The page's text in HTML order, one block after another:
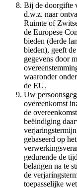
Bij de doorgifte
d.w.z. naar
Ruimte of
de Europese
bieden (derde
bieden), geeft
gegevens door
waaronder
de EU.
Uw
overeenkomst
de
beëindiging
gebaseerd op
gedurende de
belangen na te
de
toepasselijke